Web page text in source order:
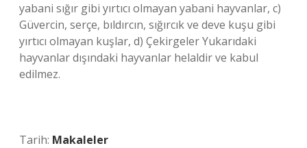
yabani sığır gibi yırtıcı olmayan yabani hayvanlar, c)
Güvercin, serçe, bıldırcın, sığırcık ve deve kuşu gibi
yırtıcı olmayan kuşlar, d) Çekirgeler Yukarıdaki
hayvanlar dışındaki hayvanlar helaldir ve kabul
edilmez.
Tarih: Makaleler